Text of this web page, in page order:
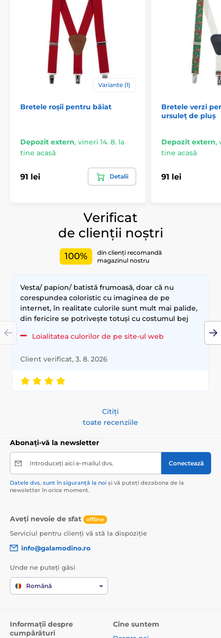
Variante (1)
Bretele roșii pentru băiat
Depozit extern, vineri 14. 8. la
tine acasă
91 lei Detalii
Bretele verzi
ursuleț de pluș
Depozit extern,
tine acasă
91 lei
Verificat
de clienții noștri
100%
din clienți recomandă
magazinul nostru
Vesta/ papion/ batistă frumoasă, doar că nu
corespundea coloristic cu imaginea de pe
internet, în realitate culorile sunt mult mai palide,
din fericire se potrivește totuși cu costumul bej
Loialitatea culorilor de pe site-ul web
Client verificat, 3. 8. 2026
Citiți
toate recenziile
Abonați-vă la newsletter
Introduceți aici e-mailul dvs. Conectează
Datele dvs. sunt în siguranță la noi și vă puteți dezabona de la
newsletter în orice moment.
Aveți nevoie de sfat offline
Serviciul pentru clienți vă stă la dispoziție
info@galamodino.ro
Unde ne puteți găsi
Română
Informații despre
cumpărături
Cine suntem